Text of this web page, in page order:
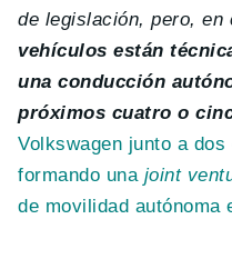
de legislación, pero, en
vehículos están
una conducción
próximos cuatro o
Volkswagen junto a
formando una joint
de movilidad autónoma